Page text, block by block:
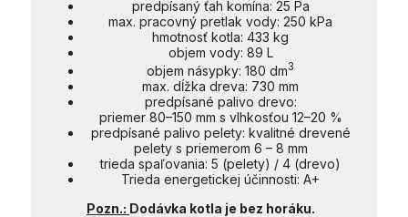
predpísaný ťah komína: 25 Pa
max. pracovný pretlak vody: 250 kPa
hmotnosť kotla: 433 kg
objem vody: 89 L
objem násypky: 180 dm3
max. dĺžka dreva: 730 mm
predpísané palivo drevo:
priemer 80–150 mm s vlhkosťou 12–20 %
predpísané palivo pelety: kvalitné drevené
pelety s priemerom 6 – 8 mm
trieda spaľovania: 5 (pelety) / 4 (drevo)
Trieda energetickej účinnosti: A+
Pozn.: Dodávka kotla je bez horáku.